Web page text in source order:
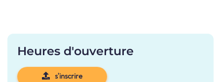
Heures d'ouverture
s'inscrire